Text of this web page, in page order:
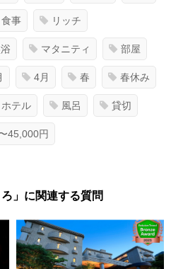
食事 リッチ
マタニティ 部屋
4月 春 春休み
ホテル 風呂 貸切
45,000円
」に関連する質問